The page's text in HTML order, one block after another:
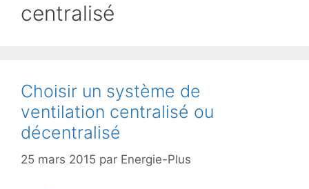
centralisé
Choisir un système de
ventilation centralisé ou
décentralisé
25 mars 2015 par Energie-Plus